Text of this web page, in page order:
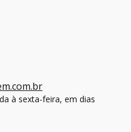
à sexta-feira, em dias